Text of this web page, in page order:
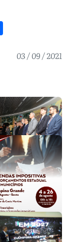
03 / 09 / 2021